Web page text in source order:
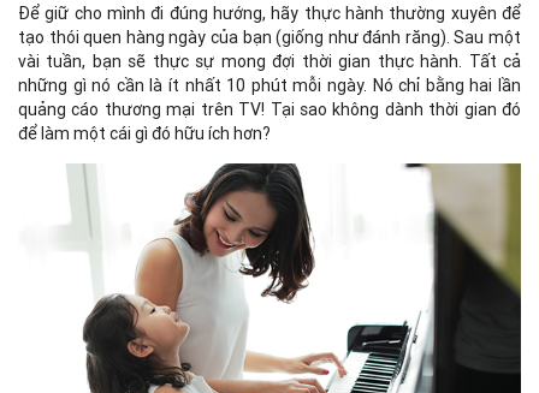
Để giữ cho mình đi đúng hướng, hãy thực hành thường xuyên để
tạo thói quen hàng ngày của bạn (giống như đánh răng). Sau một
vài tuần, bạn sẽ thực sự mong đợi thời gian thực hành. Tất cả
những gì nó cần là ít nhất 10 phút mỗi ngày. Nó chỉ bằng hai lần
quảng cáo thương mại trên TV! Tại sao không dành thời gian đó
để làm một cái gì đó hữu ích hơn?